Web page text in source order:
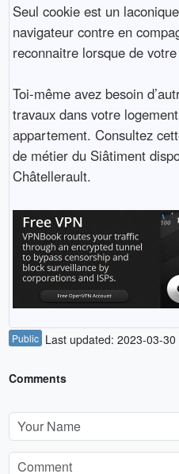
Seul cookie est un
navigateur contre en
reconnaitre lorsque de
Toi-même avez besoin
travaux dans votre
appartement. Consultez
de métier du Siâtiment
Châtellerault.
Public Last updated: 2023-03-
Comments